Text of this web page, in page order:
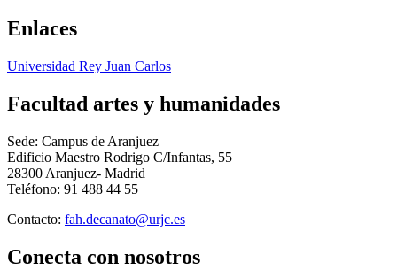
Enlaces
Universidad Rey Juan Carlos
Facultad artes y humanidades
Sede: Campus de Aranjuez
Edificio Maestro Rodrigo C/Infantas, 55
28300 Aranjuez- Madrid
Teléfono: 91 488 44 55
Contacto: fah.decanato@urjc.es
Conecta con nosotros